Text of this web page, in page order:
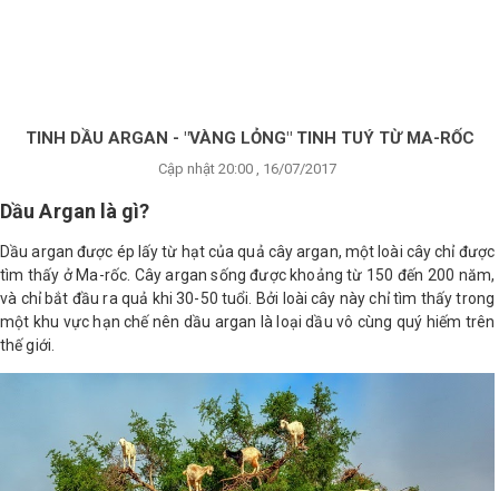
TINH DẦU ARGAN - "VÀNG LỎNG" TINH TUÝ TỪ MA-RỐC
Cập nhật 20:00 , 16/07/2017
Dầu Argan là gì?
Dầu argan được ép lấy từ hạt của quả cây argan, một loài cây chỉ được
tìm thấy ở Ma-rốc. Cây argan sống được khoảng từ 150 đến 200 năm,
và chỉ bắt đầu ra quả khi 30-50 tuổi. Bởi loài cây này chỉ tìm thấy trong
một khu vực hạn chế nên dầu argan là loại dầu vô cùng quý hiếm trên
thế giới.